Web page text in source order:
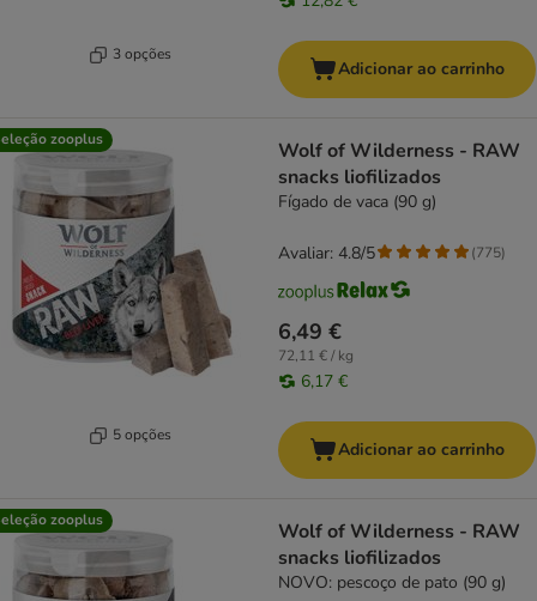
3 opções
Adicionar ao carrinho
zooplus
5 opções
Wolf of Wilderness - RAW
snacks liofilizados
Fígado de vaca (90 g)
6,49 €
72,11 € / kg
6,17 €
Avaliar: 4.8/5 (775)
Adicionar ao carrinho
zooplus
Wolf of Wilderness - RAW
snacks liofilizados
NOVO: pescoço de pato (90 g)